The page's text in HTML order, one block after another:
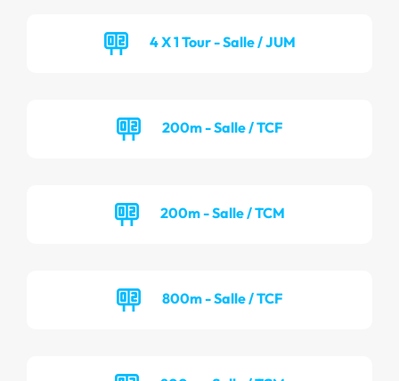
4 X 1 Tour - Salle / JUM
200m - Salle / TCF
200m - Salle / TCM
800m - Salle / TCF